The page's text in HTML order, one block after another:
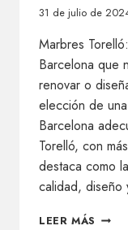
31 de julio de
Marbres
Barcelona que
renovar o
elección de
Barcelona
Torelló, con
destaca como
calidad,
LEER MÁS